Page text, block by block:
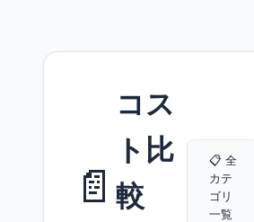
📄
コス
ト比
較
📋 全
カテ
ゴリ
一覧